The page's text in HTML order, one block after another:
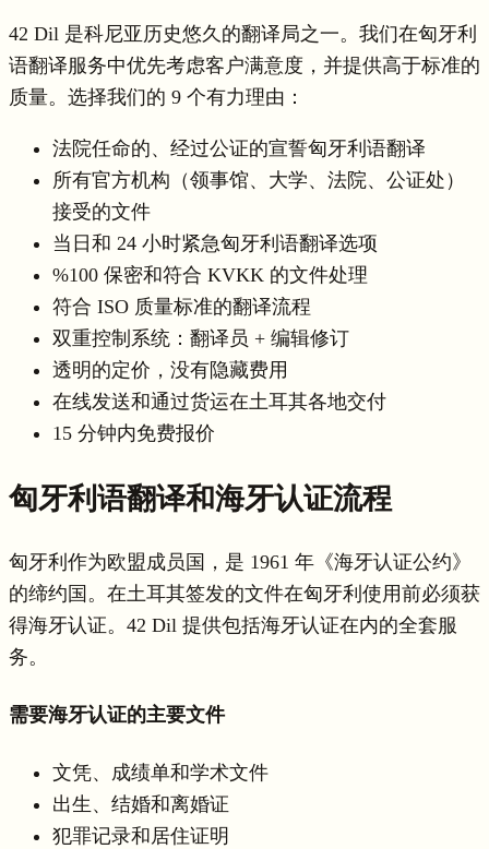
42 Dil 是科尼亚历史悠久的翻译局之一。我们在匈牙利
语翻译服务中优先考虑客户满意度，并提供高于标准的
质量。选择我们的 9 个有力理由：
法院任命的、经过公证的宣誓匈牙利语翻译
所有官方机构（领事馆、大学、法院、公证处）
接受的文件
当日和 24 小时紧急匈牙利语翻译选项
%100 保密和符合 KVKK 的文件处理
符合 ISO 质量标准的翻译流程
双重控制系统：翻译员 + 编辑修订
透明的定价，没有隐藏费用
在线发送和通过货运在土耳其各地交付
15 分钟内免费报价
匈牙利语翻译和海牙认证流程
匈牙利作为欧盟成员国，是 1961 年《海牙认证公约》
的缔约国。在土耳其签发的文件在匈牙利使用前必须获
得海牙认证。42 Dil 提供包括海牙认证在内的全套服
务。
需要海牙认证的主要文件
文凭、成绩单和学术文件
出生、结婚和离婚证
犯罪记录和居住证明